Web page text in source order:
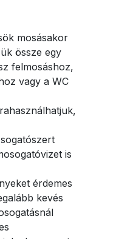
mosásakor
össze egy
felmosáshoz,
vagy a WC
is
érdemes
kevés